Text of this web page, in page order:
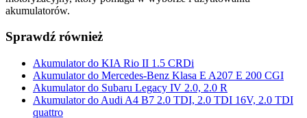
akumulatorów.
Sprawdź również
Akumulator do KIA Rio II 1.5 CRDi
Akumulator do Mercedes-Benz Klasa E A207 E 200 CGI
Akumulator do Subaru Legacy IV 2.0, 2.0 R
Akumulator do Audi A4 B7 2.0 TDI, 2.0 TDI 16V, 2.0 TDI
quattro